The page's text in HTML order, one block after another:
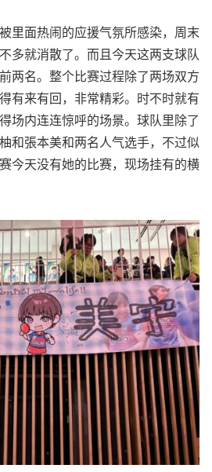
里面热闹的应援气氛所感染，周末
多就消散了。而且今天这两支球队
两名。整个比赛过程除了两场双方
有来有回，非常精彩。时不时就有
场内连连惊呼的场景。球队里除了
和張本美和两名人气选手，不过似
今天没有她的比赛，现场挂有的横